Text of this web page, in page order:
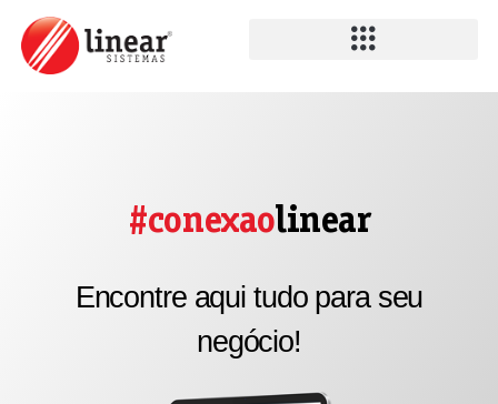
#conexaolinear
Encontre aqui tudo para seu
negócio!